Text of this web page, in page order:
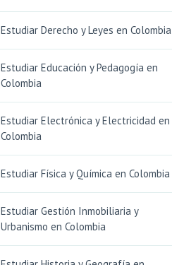
Estudiar Derecho y Leyes en Colombia
Estudiar Educación y Pedagogía en
Colombia
Estudiar Electrónica y Electricidad en
Colombia
Estudiar Física y Química en Colombia
Estudiar Gestión Inmobiliaria y
Urbanismo en Colombia